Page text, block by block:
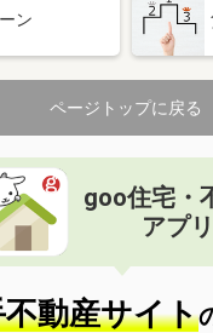
ン
ページトップに戻る
goo住宅・
アプリ
動産サイト